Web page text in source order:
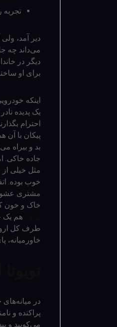
تجربه
دیر آمد،
می‌داند چه
دیگر در
برای او
اینکه
یک پدیده
احترام
پیکان با
جاده خاکی.
مثل خیلی
خوب بوده.
مشتری
خاک و خون
هم یک
طرف کل
در
پراکنده و
می‌کوبید و